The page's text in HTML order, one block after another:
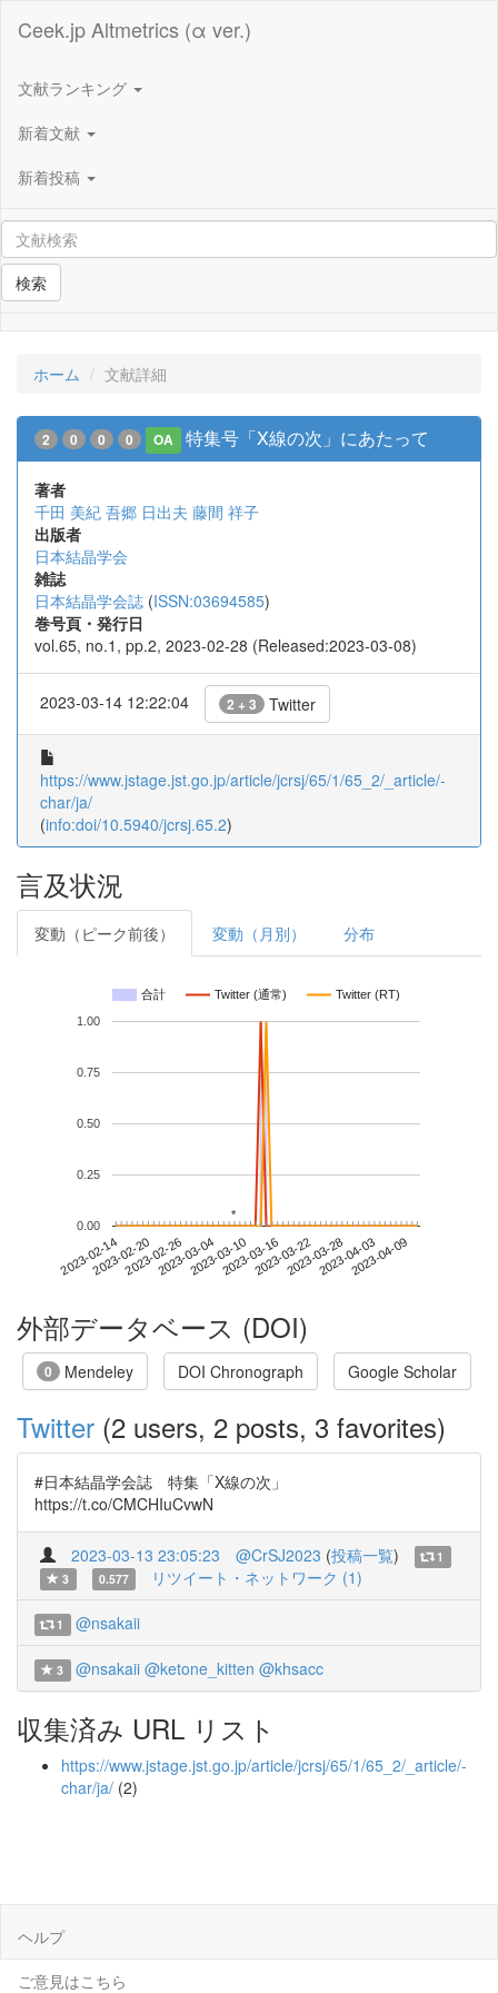
Ceek.jp Altmetrics (α ver.)
文献ランキング
新着文献
新着投稿
検索
ホーム 文献詳細
2 0 0 0 OA 特集号「X線の次」にあたって
著者
千田 美紀 吾郷 日出夫 藤間 祥子
出版者
日本結晶学会
雑誌
日本結晶学会誌 (ISSN:03694585)
巻号頁・発行日
vol.65, no.1, pp.2, 2023-02-28 (Released:2023-03-08)
2023-03-14 12:22:04 2 + 3 Twitter
https://www.jstage.jst.go.jp/article/jcrsj/65/1/65_2/_article/-
char/ja/
(info:doi/10.5940/jcrsj.65.2)
言及状況
変動（ピーク前後） 変動（月別） 分布
合計 Twitter (通常) Twitter (RT)
2023-02-142023-02-202023-02-262023-03-042023-03-102023-03-162023-03-222023-03-282023-04-032023-04-09
0.00
0.25
0.50
0.75
1.00
**
外部データベース (DOI)
0 Mendeley DOI Chronograph Google Scholar
Twitter (2 users, 2 posts, 3 favorites)
#日本結晶学会誌 特集「X線の次」
https://t.co/CMCHIuCvwN
2023-03-13 23:05:23 @CrSJ2023 (投稿一覧)
1
3
0.577 リツイート・ネットワーク (1)
1 @nsakaii
3 @nsakaii @ketone_kitten @khsacc
収集済み URL リスト
https://www.jstage.jst.go.jp/article/jcrsj/65/1/65_2/_article/-
char/ja/ (2)
ヘルプ
ご意見はこちら